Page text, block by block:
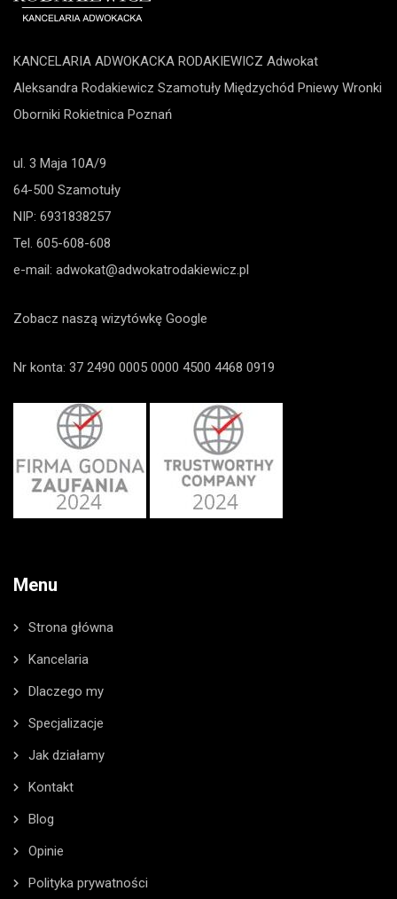
KANCELARIA ADWOKACKA RODAKIEWICZ Adwokat
Aleksandra Rodakiewicz Szamotuły Międzychód Pniewy Wronki
Oborniki Rokietnica Poznań
ul. 3 Maja 10A/9
64-500 Szamotuły
NIP: 6931838257
Tel. 605-608-608
e-mail: adwokat@adwokatrodakiewicz.pl
Zobacz naszą wizytówkę Google
Nr konta: 37 2490 0005 0000 4500 4468 0919
Menu
Strona główna
Kancelaria
Dlaczego my
Specjalizacje
Jak działamy
Kontakt
Blog
Opinie
Polityka prywatności